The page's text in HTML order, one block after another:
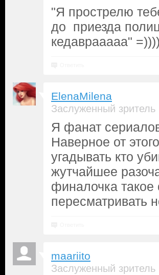
"Я прострелю
до приезда
кедаврааааа"
ElenaMilena
Заслуженный зритель
Я фанат
Наверное от
угадывать кто
жутчайшее
финалочка
пересматривать
maariito
Заслуженный зритель